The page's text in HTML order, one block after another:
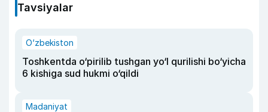
Tavsiyalar
O‘zbekiston
Toshkentda o‘pirilib tushgan yo‘l qurilishi bo‘yicha
6 kishiga sud hukmi o‘qildi
Madaniyat